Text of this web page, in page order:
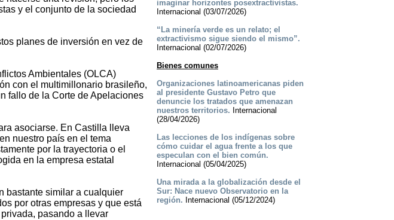
y el conjunto de la sociedad
planes de inversión en vez de
Ambientales (OLCA)
con el multimillonario brasileño,
fallo de la Corte de Apelaciones
asociarse. En Castilla lleva
nuestro país en el tema
por la trayectoria o el
en la empresa estatal
bastante similar a cualquier
por otras empresas y que está
pasando a llevar
imaginar horizontes posextractivistas.
Internacional (03/07/2026)
“La minería verde es un relato; el
extractivismo sigue siendo el mismo”.
Internacional (02/07/2026)
Bienes comunes
Organizaciones latinoamericanas piden
al presidente Gustavo Petro que
denuncie los tratados que amenazan
nuestros territorios. Internacional
(28/04/2026)
Las lecciones de los indígenas sobre
cómo cuidar el agua frente a los que
especulan con el bien común.
Internacional (05/04/2025)
Una mirada a la globalización desde el
Sur: Nace nuevo Observatorio en la
región. Internacional (05/12/2024)